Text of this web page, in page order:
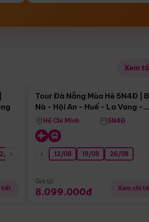
Xem
08 26/08 05/09 09/09 12/09
tiết
Điểm nổi
Tour Đà Nẵng Mùa Hè 5N4Đ |
Nà - Hội An - Huế - La Vang -
Động Thiên Đường
Hồ Chí Minh 5N4Đ
12/08 19/08 26/08
Giá từ:
8.099.000đ Xem chi